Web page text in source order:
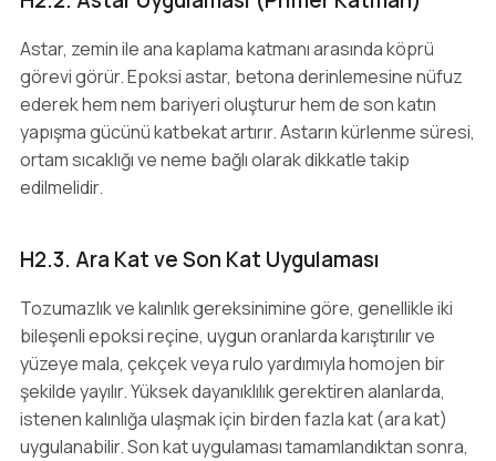
Astar, zemin ile ana kaplama katmanı arasında köprü
görevi görür. Epoksi astar, betona derinlemesine nüfuz
ederek hem nem bariyeri oluşturur hem de son katın
yapışma gücünü katbekat artırır. Astarın kürlenme süresi,
ortam sıcaklığı ve neme bağlı olarak dikkatle takip
edilmelidir.
H2.3. Ara Kat ve Son Kat Uygulaması
Tozumazlık ve kalınlık gereksinimine göre, genellikle iki
bileşenli epoksi reçine, uygun oranlarda karıştırılır ve
yüzeye mala, çekçek veya rulo yardımıyla homojen bir
şekilde yayılır. Yüksek dayanıklılık gerektiren alanlarda,
istenen kalınlığa ulaşmak için birden fazla kat (ara kat)
uygulanabilir. Son kat uygulaması tamamlandıktan sonra,